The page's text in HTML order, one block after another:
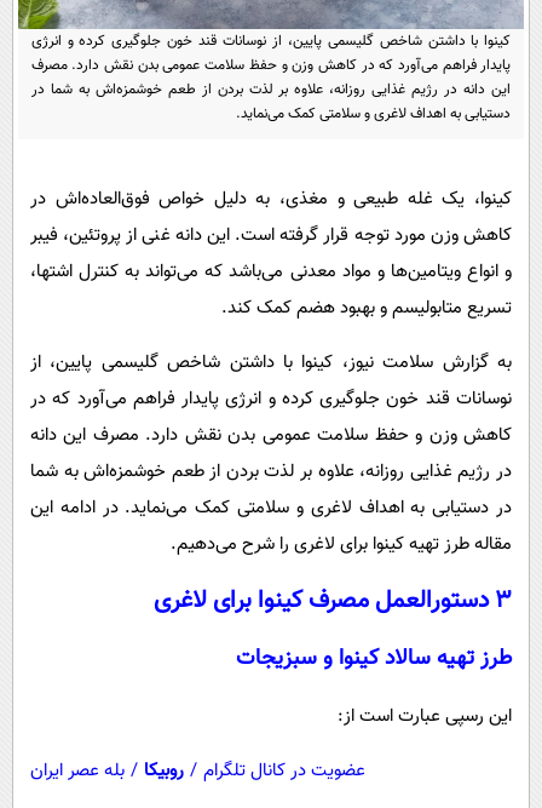
مجله تصویری سلاح
ورزش
سیاست
سرگرمی
گوناگون
حوادث
محیط زیست
فرهنگی
اجتماعی
حیات وحش
سیاست خارجی
خواندنی ها و دیدنی ها
داستان کوتاه
پیامک
آشپزی
دانلود
آموزش زبان
کینوا با داشتن شاخص گلیسمی پایین، از نوسانات قند خون جلوگیری کرده و انرژی
پایدار فراهم می‌آورد که در کاهش وزن و حفظ سلامت عمومی بدن نقش دارد. مصرف
این دانه در رژیم غذایی روزانه، علاوه بر لذت بردن از طعم خوشمزه‌اش به شما در
دستیابی به اهداف لاغری و سلامتی کمک می‌نماید.
کینوا، یک غله‌ طبیعی و مغذی، به دلیل خواص فوق‌العاده‌اش در
کاهش وزن مورد توجه قرار گرفته است. این دانه‌ غنی از پروتئین، فیبر
و انواع ویتامین‌ها و مواد معدنی می‌باشد که می‌تواند به کنترل اشتها،
تسریع متابولیسم و بهبود هضم کمک کند.
به گزارش سلامت نیوز، کینوا با داشتن شاخص گلیسمی پایین، از
نوسانات قند خون جلوگیری کرده و انرژی پایدار فراهم می‌آورد که در
کاهش وزن و حفظ سلامت عمومی بدن نقش دارد. مصرف این دانه
در رژیم غذایی روزانه، علاوه بر لذت بردن از طعم خوشمزه‌اش به شما
در دستیابی به اهداف لاغری و سلامتی کمک می‌نماید. در ادامه این
مقاله طرز تهیه کینوا برای لاغری را شرح می‌دهیم.
3 دستورالعمل مصرف کینوا برای لاغری
طرز تهیه سالاد کینوا و سبزیجات
این رسپی عبارت است از:
عضویت در کانال تلگرام / روبیکا / بله عصر ایران